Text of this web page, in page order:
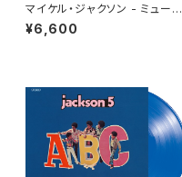
マイケル・ジャクソン - ミュージ
ック・アンド・ミー[クリア・グリー
ン](LP重量盤)
¥6,600